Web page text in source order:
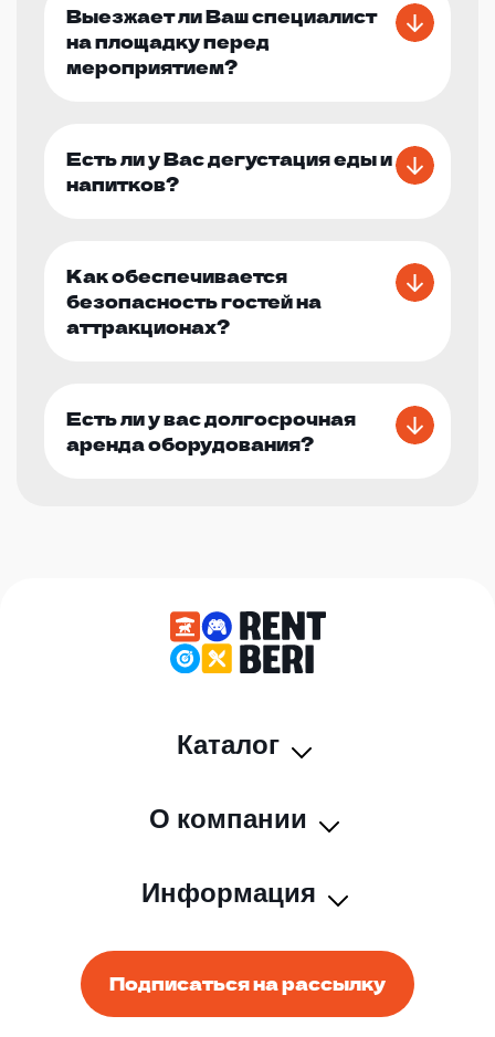
Выезжает ли Ваш специалист
на площадку перед
мероприятием?
Есть ли у Вас дегустация еды и
напитков?
Как обеспечивается
безопасность гостей на
аттракционах?
Есть ли у вас долгосрочная
аренда оборудования?
Каталог
О компании
Информация
Подписаться на рассылку